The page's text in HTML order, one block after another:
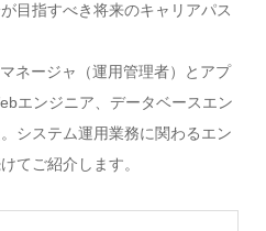
目指すべき将来のキャリアパス
ネージャ（運用管理者）とアプ
エンジニア、データベースエン
システム運用業務に関わるエン
てご紹介します。